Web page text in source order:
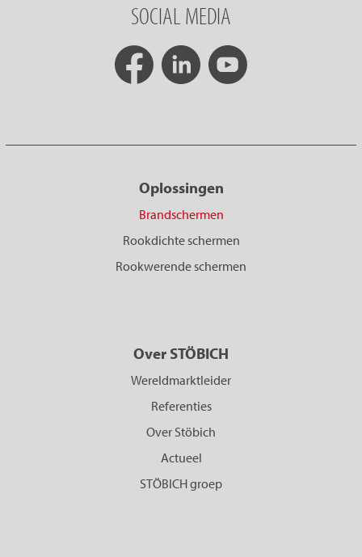
SOCIAL MEDIA
Oplossingen
Brandschermen
Rookdichte schermen
Rookwerende schermen
Over STÖBICH
Wereldmarktleider
Referenties
Over Stöbich
Actueel
STÖBICH groep